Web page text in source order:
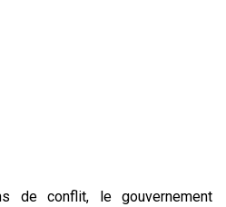
de conflit, le gouvernement